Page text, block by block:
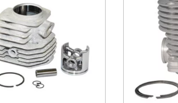
Sylinterisarja …